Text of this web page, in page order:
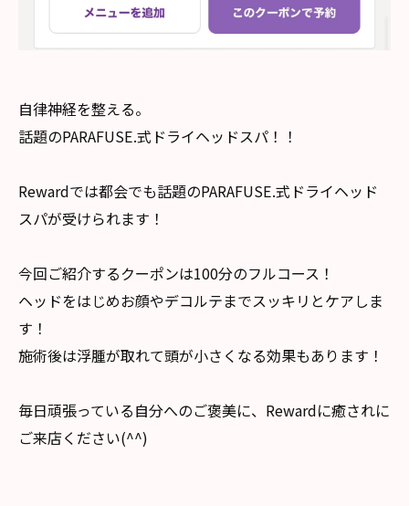
自律神経を整える。
話題のPARAFUSE.式ドライヘッドスパ！！
Rewardでは都会でも話題のPARAFUSE.式ドライヘッド
スパが受けられます！
今回ご紹介するクーポンは100分のフルコース！
ヘッドをはじめお顔やデコルテまでスッキリとケアしま
す！
施術後は浮腫が取れて頭が小さくなる効果もあります！
毎日頑張っている自分へのご褒美に、Rewardに癒されに
ご来店ください(^^)